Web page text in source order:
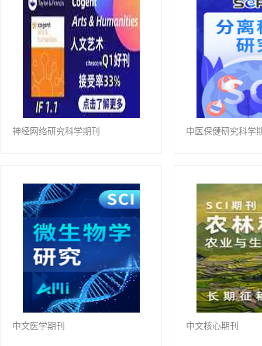
神经网络研究科学期刊 中医保健研究科学
中文医学期刊 中文核心期刊